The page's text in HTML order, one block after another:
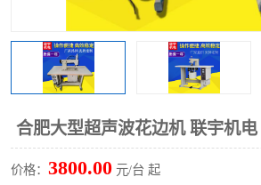
合肥大型超声波花边机 联宇机电
价格： 3800.00 元/台 起